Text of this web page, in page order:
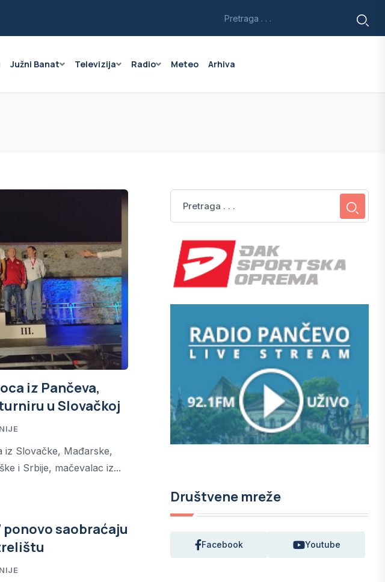
Južni Banat Televizija Radio Meteo Arhiva
iz Pančeva,
u Slovačkoj
iz Slovačke, Mađarske,
i Srbije, mačevalac iz...
saobraćaju
Društvene mreže
Facebook Youtube